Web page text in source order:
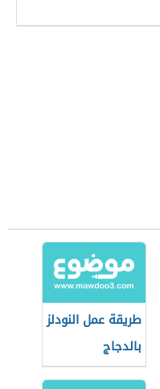
طريقة عمل النودلز
بالدجاج